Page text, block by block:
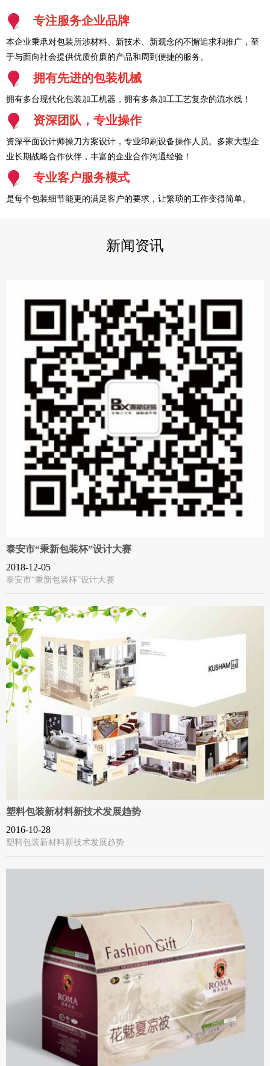
专注服务企业品牌
本企业秉承对包装所涉材料、新技术、新观念的不懈追求和推广，至
于与面向社会提供优质价廉的产品和周到便捷的服务。
拥有先进的包装机械
拥有多台现代化包装加工机器，拥有多条加工工艺复杂的流水线！
资深团队，专业操作
资深平面设计师操刀方案设计，专业印刷设备操作人员。多家大型企
业长期战略合作伙伴，丰富的企业合作沟通经验！
专业客户服务模式
是每个包装细节能更的满足客户的要求，让繁琐的工作变得简单。
新闻资讯
泰安市“秉新包装杯”设计大赛
2018-12-05
泰安市“秉新包装杯”设计大赛
塑料包装新材料新技术发展趋势
2016-10-28
塑料包装新材料新技术发展趋势